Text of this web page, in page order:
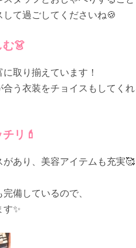
て過ごしてくださいね🍪
👗
取り揃えています！
う衣装をチョイスもしてく
リ💄
あり、美容アイテムも充実🥰
備しているので、
✨